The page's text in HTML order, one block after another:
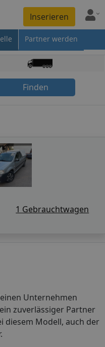
Inserieren
Partner werden
Finden
1 Gebrauchtwagen
Unternehmen
zuverlässiger Partner
diesem Modell, auch der